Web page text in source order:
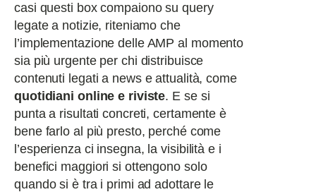
casi questi box compaiono su query
legate a notizie, riteniamo che
l’implementazione delle AMP al momento
sia più urgente per chi distribuisce
contenuti legati a news e attualità, come
quotidiani online e riviste. E se si
punta a risultati concreti, certamente è
bene farlo al più presto, perché come
l’esperienza ci insegna, la visibilità e i
benefici maggiori si ottengono solo
quando si è tra i primi ad adottare le